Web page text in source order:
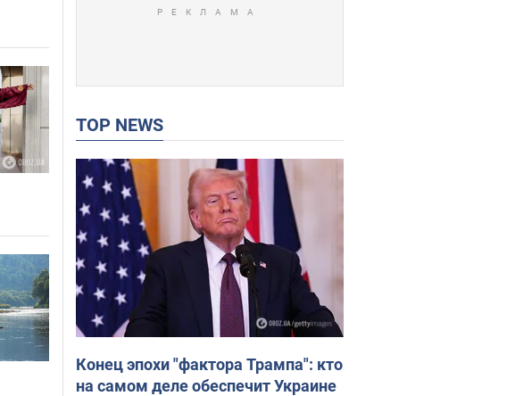
TOP NEWS
Конец эпохи "фактора Трампа": кто
на самом деле обеспечит Украине